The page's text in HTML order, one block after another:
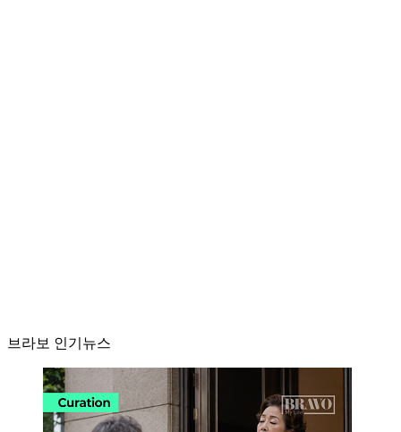
브라보 인기뉴스